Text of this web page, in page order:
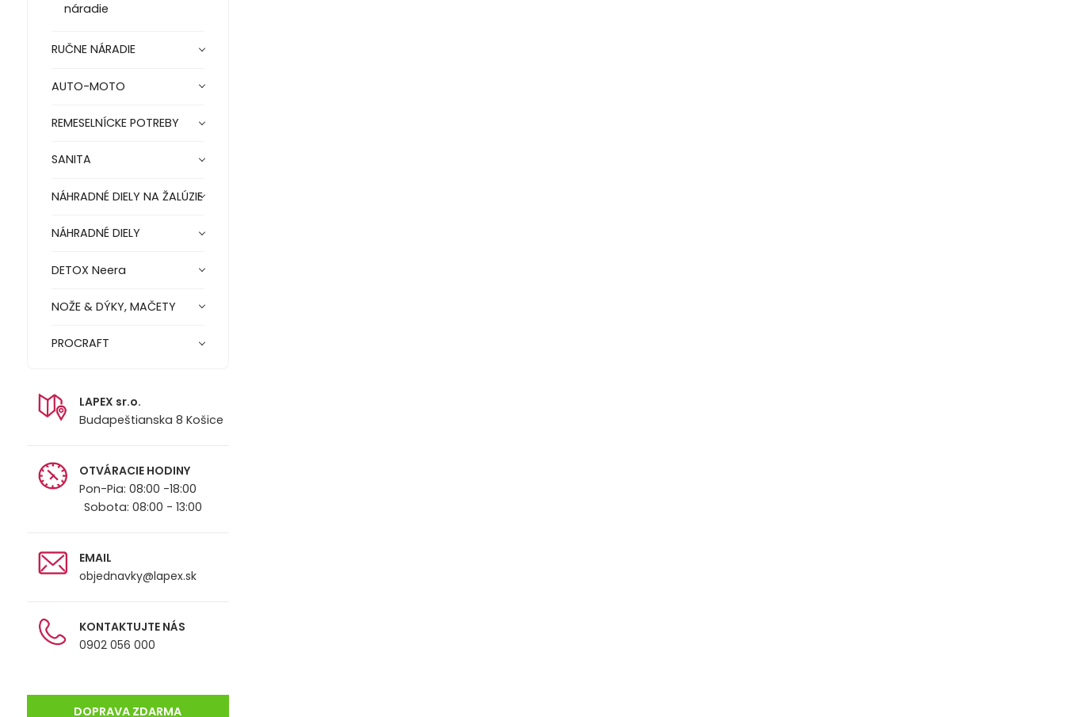
náradie
RUČNE NÁRADIE
AUTO-MOTO
REMESELNÍCKE POTREBY
SANITA
NÁHRADNÉ DIELY NA ŽALÚZIE
NÁHRADNÉ DIELY
DETOX Neera
NOŽE & DÝKY, MAČETY
PROCRAFT
LAPEX sr.o.
Budapeštianska 8 Košice
OTVÁRACIE HODINY
Pon-Pia: 08:00 -18:00
Sobota: 08:00 - 13:00
EMAIL
objednavky@lapex.sk
KONTAKTUJTE NÁS
0902 056 000
DOPRAVA ZDARMA